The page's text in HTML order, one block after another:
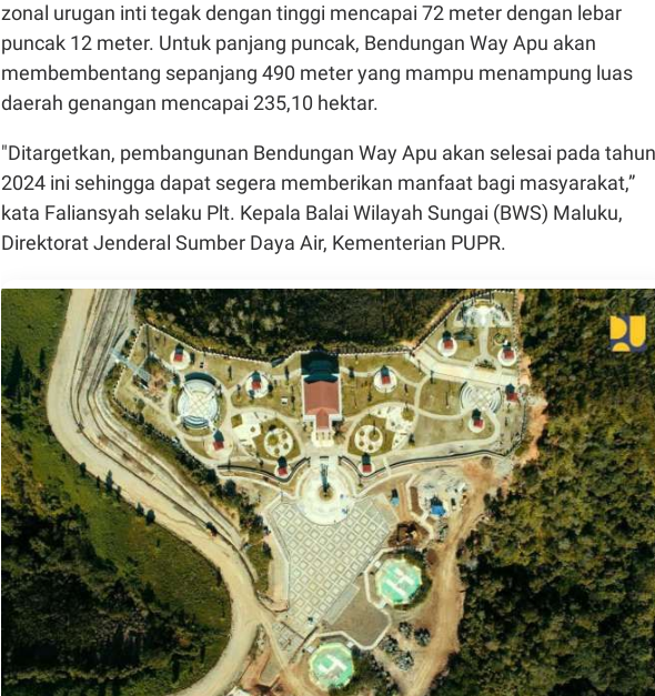
zonal urugan inti tegak dengan tinggi mencapai 72 meter dengan lebar
puncak 12 meter. Untuk panjang puncak, Bendungan Way Apu akan
membembentang sepanjang 490 meter yang mampu menampung luas
daerah genangan mencapai 235,10 hektar.
"Ditargetkan, pembangunan Bendungan Way Apu akan selesai pada tahun
2024 ini sehingga dapat segera memberikan manfaat bagi masyarakat,”
kata Faliansyah selaku Plt. Kepala Balai Wilayah Sungai (BWS) Maluku,
Direktorat Jenderal Sumber Daya Air, Kementerian PUPR.